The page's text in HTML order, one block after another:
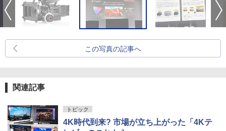
この写真の記事へ
関連記事
トピック
4K時代到来? 市場が立ち上がった「4Kテ